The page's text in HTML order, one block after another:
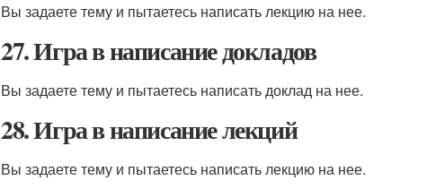
Вы задаете тему и пытаетесь написать лекцию на нее.
27. Игра в написание докладов
Вы задаете тему и пытаетесь написать доклад на нее.
28. Игра в написание лекций
Вы задаете тему и пытаетесь написать лекцию на нее.